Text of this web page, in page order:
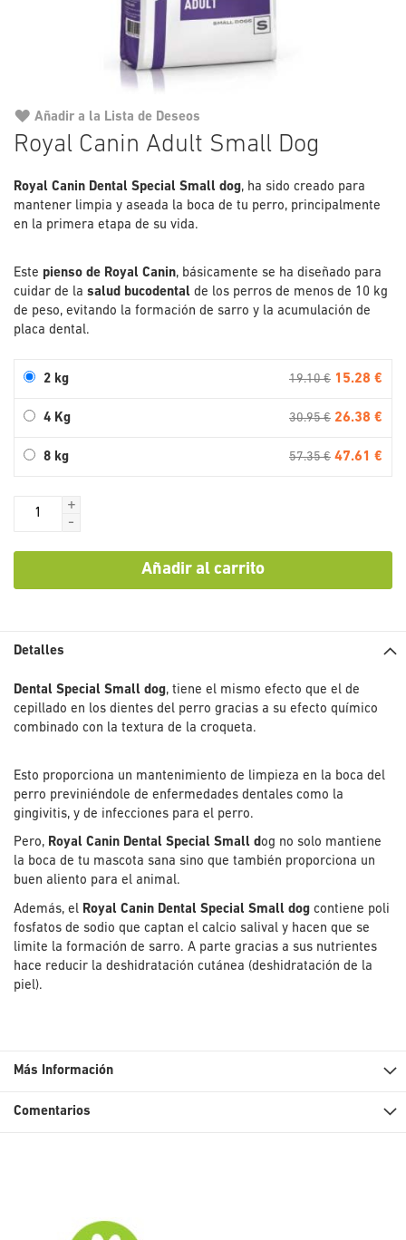
Royal Canin Adult Small Dog
Royal Canin Dental Special Small dog, ha sido creado para
mantener limpia y aseada la boca de tu perro, principalmente
en la primera etapa de su vida.
Este pienso de Royal Canin, básicamente se ha diseñado para
cuidar de la salud bucodental de los perros de menos de 10 kg
de peso, evitando la formación de sarro y la acumulación de
placa dental.
2 kg 19.10 € 15.28 €
4 Kg 30.95 € 26.38 €
8 kg 57.35 € 47.61 €
+
-
Añadir al carrito
Añadir a la Lista de Deseos
al
de
la
imágenes
Detalles
Dental Special Small dog, tiene el mismo efecto que el de
cepillado en los dientes del perro gracias a su efecto químico
combinado con la textura de la croqueta.
Esto proporciona un mantenimiento de limpieza en la boca del
perro previniéndole de enfermedades dentales como la
gingivitis, y de infecciones para el perro.
Pero, Royal Canin Dental Special Small dog no solo mantiene
la boca de tu mascota sana sino que también proporciona un
buen aliento para el animal.
Además, el Royal Canin Dental Special Small dog contiene poli
fosfatos de sodio que captan el calcio salival y hacen que se
limite la formación de sarro. A parte gracias a sus nutrientes
hace reducir la deshidratación cutánea (deshidratación de la
piel).
Más Información
Comentarios